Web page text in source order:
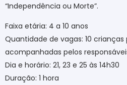
“Independência ou Morte”.
Faixa etária: 4 a 10 anos
Quantidade de vagas: 10 crianças
acompanhadas pelos
Dia e horário: 21, 23 e 25 às 14h30
Duração: 1 hora